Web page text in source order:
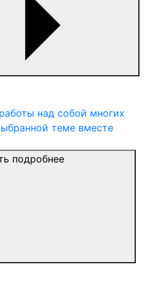
над собой многих
теме вместе
Узнать подробнее